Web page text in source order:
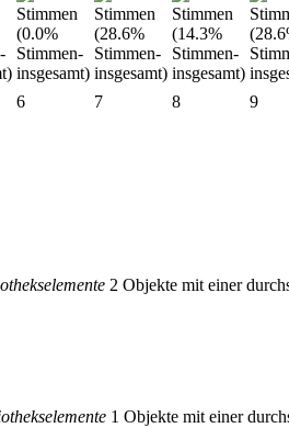
6 7 8 9
2 Objekte mit einer
1 Objekte mit einer